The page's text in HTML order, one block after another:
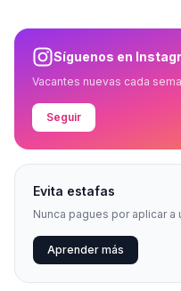
Síguenos en
Vacantes nuevas cada
Seguir
Evita estafas
Nunca pagues por aplicar a
Aprender más